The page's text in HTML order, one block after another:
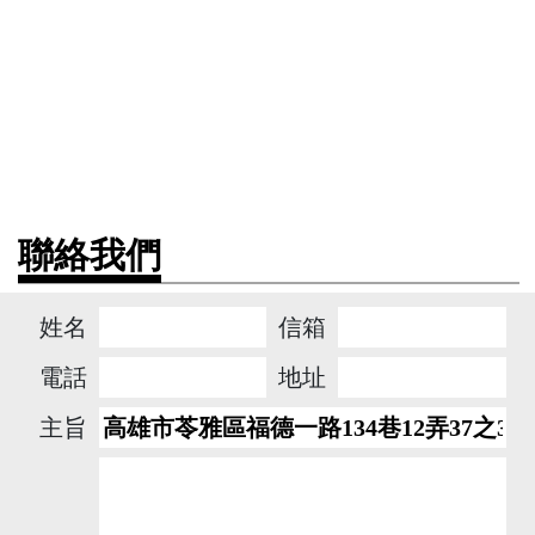
聯絡我們
姓名
信箱
電話
地址
主旨